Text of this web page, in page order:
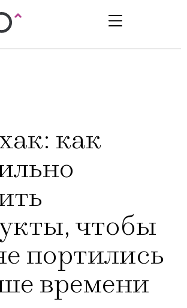
как
чтобы
портились
времени